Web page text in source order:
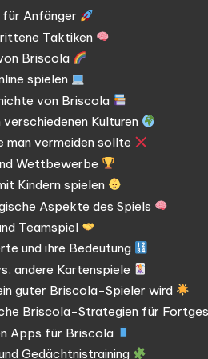
Anfänger
Taktiken
Briscola
spielen
von Briscola
verschiedenen Kulturen
man vermeiden sollte
Wettbewerbe
Kindern spielen
Aspekte des Spiels
Teamspiel
und ihre Bedeutung
andere Kartenspiele
guter Briscola-Spieler wird
Briscola-Strategien für
Apps für Briscola
Gedächtnistraining